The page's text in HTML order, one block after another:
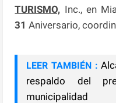
TURISMO, Inc., en
31 Aniversario,
LEER TAMBIÉN :
respaldo del
municipalidad